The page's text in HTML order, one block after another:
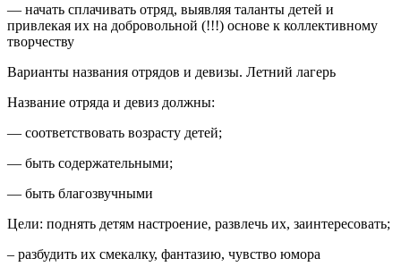
— начать сплачивать отряд, выявляя таланты детей и
привлекая их на добровольной (!!!) основе к коллективному
творчеству
Варианты названия отрядов и девизы. Летний лагерь
Название отряда и девиз должны:
— соответствовать возрасту детей;
— быть содержательными;
— быть благозвучными
Цели: поднять детям настроение, развлечь их, заинтересовать;
– разбудить их смекалку, фантазию, чувство юмора